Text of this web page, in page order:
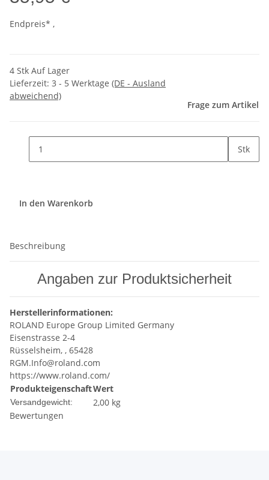
Endpreis* ,
4 Stk Auf Lager
Lieferzeit: 3 - 5 Werktage (DE - Ausland
abweichend)
Frage zum Artikel
Stk
In den Warenkorb
Beschreibung
Angaben zur Produktsicherheit
Herstellerinformationen:
ROLAND Europe Group Limited Germany
Eisenstrasse 2-4
Rüsselsheim, , 65428
RGM.Info@roland.com
https://www.roland.com/
ProdukteigenschaftWert
Versandgewicht:
2,00 kg
Bewertungen